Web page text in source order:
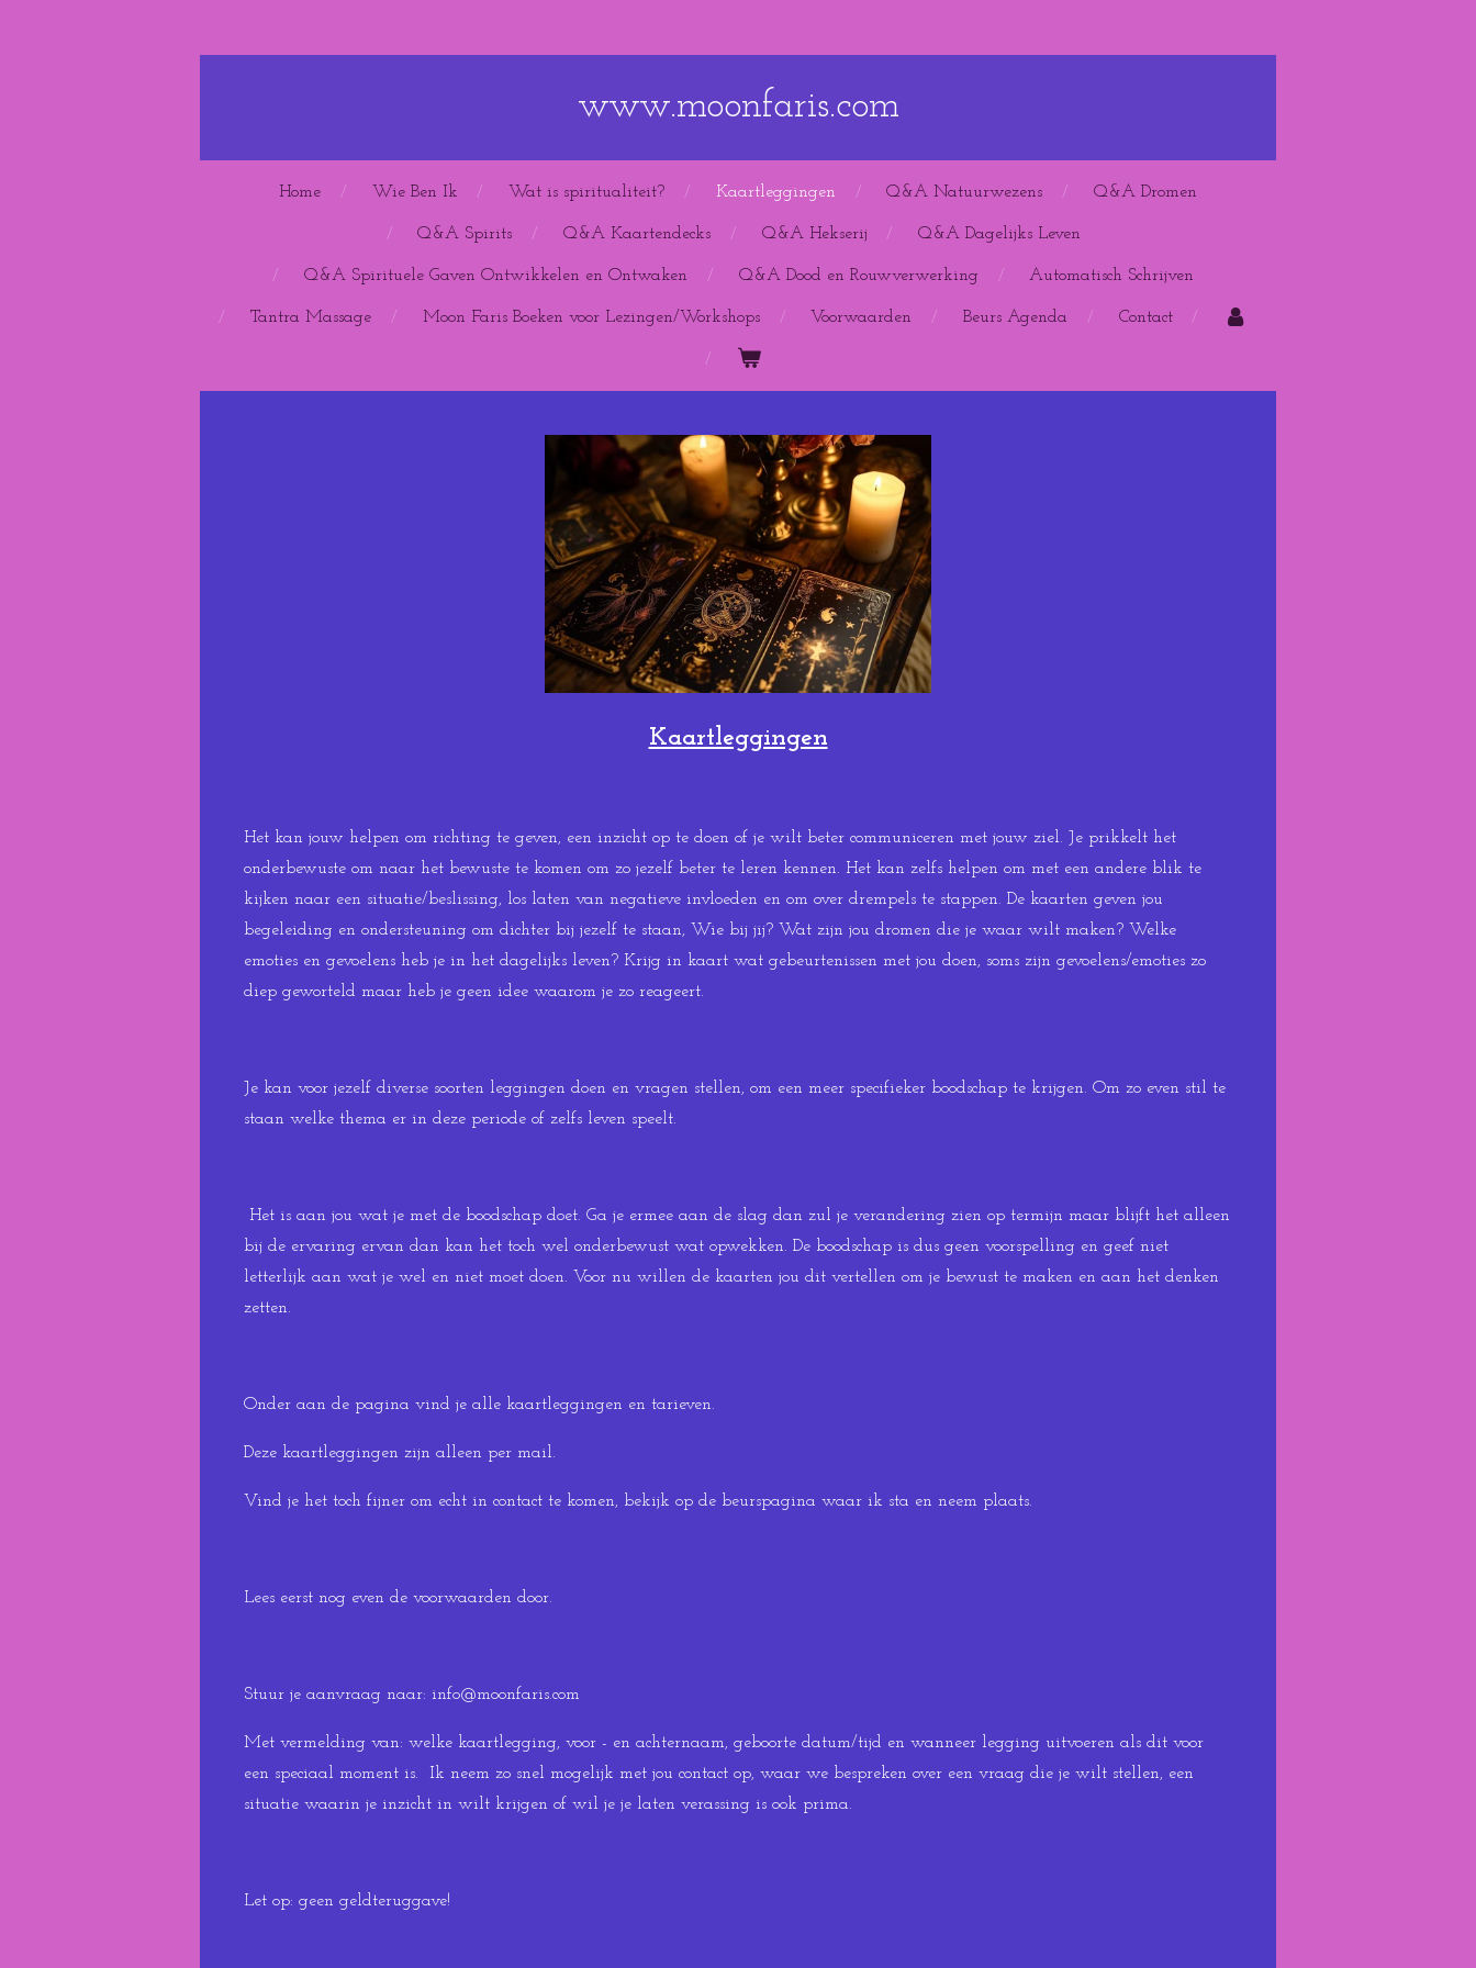
www.moonfaris.com
Home Wie Ben Ik Wat is spiritualiteit? Kaartleggingen Q&A Natuurwezens Q&A Dromen
Q&A Spirits Q&A Kaartendecks Q&A Hekserij Q&A Dagelijks Leven
Q&A Spirituele Gaven Ontwikkelen en Ontwaken Q&A Dood en Rouwverwerking Automatisch Schrijven
Tantra Massage Moon Faris Boeken voor Lezingen/Workshops Voorwaarden Beurs Agenda Contact
Kaartleggingen
Het kan jouw helpen om richting te geven, een inzicht op te doen of je wilt beter communiceren met jouw ziel. Je prikkelt het
onderbewuste om naar het bewuste te komen om zo jezelf beter te leren kennen. Het kan zelfs helpen om met een andere blik te
kijken naar een situatie/beslissing, los laten van negatieve invloeden en om over drempels te stappen. De kaarten geven jou
begeleiding en ondersteuning om dichter bij jezelf te staan, Wie bij jij? Wat zijn jou dromen die je waar wilt maken? Welke
emoties en gevoelens heb je in het dagelijks leven? Krijg in kaart wat gebeurtenissen met jou doen, soms zijn gevoelens/emoties zo
diep geworteld maar heb je geen idee waarom je zo reageert.
Je kan voor jezelf diverse soorten leggingen doen en vragen stellen, om een meer specifieker boodschap te krijgen. Om zo even stil te
staan welke thema er in deze periode of zelfs leven speelt.
Het is aan jou wat je met de boodschap doet. Ga je ermee aan de slag dan zul je verandering zien op termijn maar blijft het alleen
bij de ervaring ervan dan kan het toch wel onderbewust wat opwekken. De boodschap is dus geen voorspelling en geef niet
letterlijk aan wat je wel en niet moet doen. Voor nu willen de kaarten jou dit vertellen om je bewust te maken en aan het denken
zetten.
Onder aan de pagina vind je alle kaartleggingen en tarieven.
Deze kaartleggingen zijn alleen per mail.
Vind je het toch fijner om echt in contact te komen, bekijk op de beurspagina waar ik sta en neem plaats.
Lees eerst nog even de voorwaarden door.
Stuur je aanvraag naar: info@moonfaris.com
Met vermelding van: welke kaartlegging, voor - en achternaam, geboorte datum/tijd en wanneer legging uitvoeren als dit voor
een speciaal moment is. Ik neem zo snel mogelijk met jou contact op, waar we bespreken over een vraag die je wilt stellen, een
situatie waarin je inzicht in wilt krijgen of wil je je laten verassing is ook prima.
Let op: geen geldteruggave!